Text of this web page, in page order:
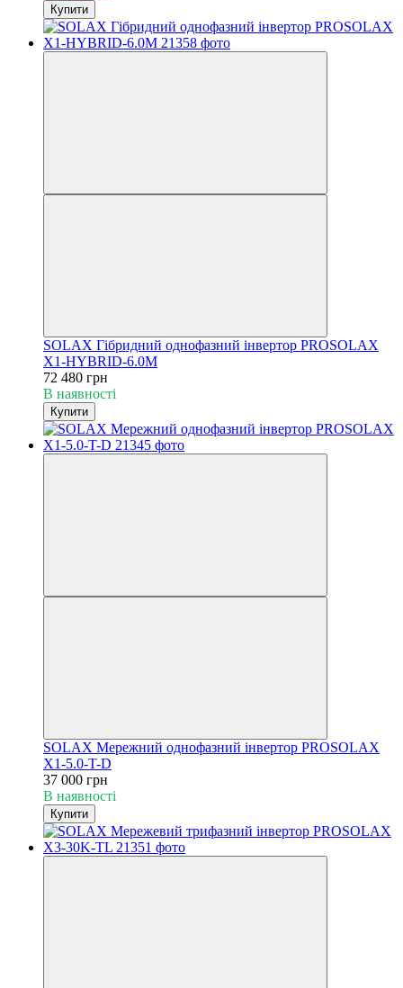
Купити
SOLAX Гібридний однофазний інвертор PROSOLAX
Х1-HYBRID-6.0M
72 480 грн
В наявності
Купити
SOLAX Мережний однофазний інвертор PROSOLAX
Х1-5.0-T-D
37 000 грн
В наявності
Купити